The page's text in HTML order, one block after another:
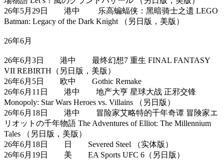
26年5月29日 港中 乐高蝙蝠侠：黑暗骑士之遗 LEGO
Batman: Legacy of the Dark Knight （另日版，美版）
26年6月
26年6月3日 港中 最终幻想7 重生 FINAL FANTASY
VII REBIRTH（另日版，美版）
26年6月5日 欧中 Gothic Remake
26年6月11日 港中 地产大亨 星球大战 正邪交锋
Monopoly: Star Wars Heroes vs. Villains （另日版）
26年6月18日 港中 冒险家艾略特的千年奇谭 冒険家エ
リオットの千年物語 The Adventures of Elliot: The Millennium
Tales （另日版，美版）
26年6月18日 日 Severed Steel （实体版）
26年6月19日 美 EA Sports UFC 6（另日版）